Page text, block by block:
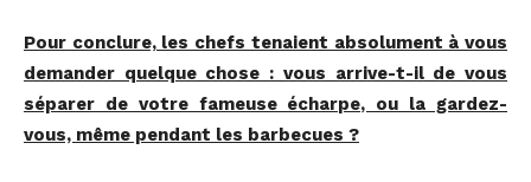
Pour conclure, les chefs tenaient absolument à vous
demander quelque chose : vous arrive-t-il de vous
séparer de votre fameuse écharpe, ou la gardez-
vous, même pendant les barbecues ?